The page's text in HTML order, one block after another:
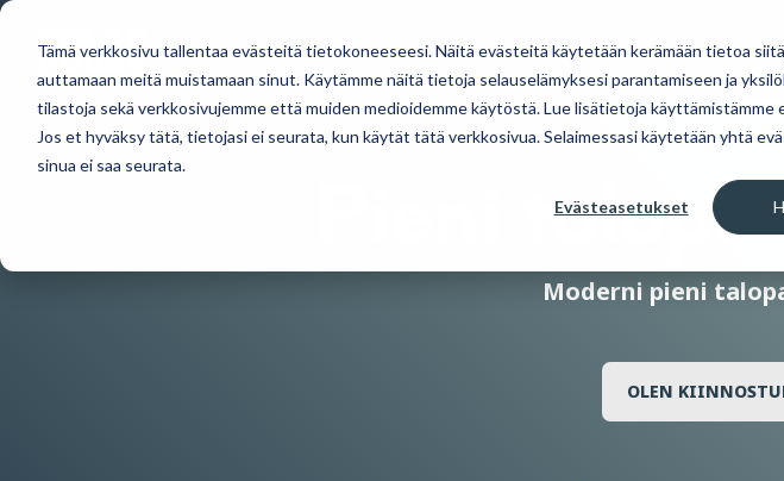
Tämä verkkosivu tallentaa evästeitä tietokoneeseesi. Näitä evästeitä käytetään kerämään tietoa
auttamaan meitä muistamaan sinut. Käytämme näitä tietoja selauselämyksesi parantamiseen ja
tilastoja sekä verkkosivujemme että muiden medioidemme käytöstä. Lue lisätietoja
Jos et hyväksy tätä, tietojasi ei seurata, kun käytät tätä verkkosivua. Selaimessasi käytetään yhtä
sinua ei saa seurata.
Evästeasetukset
Skip
content.
MALLISTO
Tutustu
PolarHouse-
muokata
TOTEUTUKSIAMME MIKSI POLARHOUSE
Täältä löydät tulevat mökkinäyttelyt, tapahtumat ja muut ajankohtaiset
AJANKOHTAISTA
Pieni
Moderni pieni
OLEN